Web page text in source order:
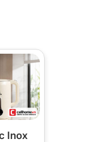
Inox